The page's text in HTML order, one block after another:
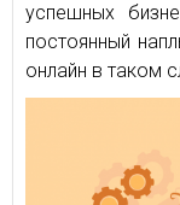
успешных
постоянный
онлайн в таком